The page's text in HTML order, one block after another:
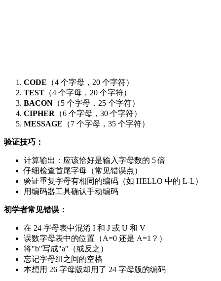
CODE （4 个字母，20 个字符）
TEST （4 个字母，20 个字符）
BACON （5 个字母，25 个字符）
CIPHER （6 个字母，30 个字符）
MESSAGE （7 个字母，35 个字符）
验证技巧：
计算输出：应该恰好是输入字母数的 5 倍
仔细检查首尾字母（常见错误点）
验证重复字母有相同的编码（如 HELLO 中的 L-L）
用编码器工具确认手动编码
初学者常见错误：
在 24 字母表中混淆 I 和 J 或 U 和 V
误数字母表中的位置（A=0 还是 A=1？）
将"b"写成"a"（或反之）
忘记字母组之间的空格
本想用 26 字母版却用了 24 字母版的编码